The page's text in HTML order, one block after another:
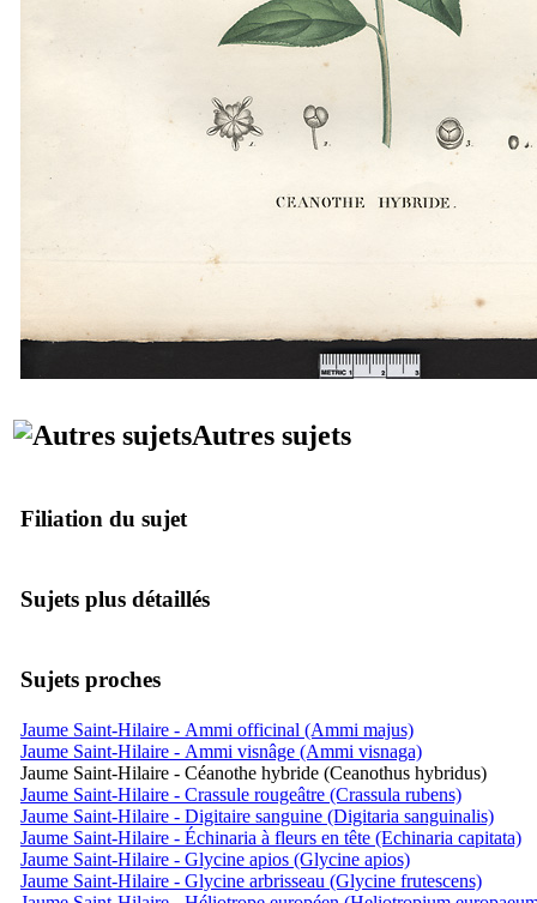
Autres sujets
Filiation du sujet
Sujets plus détaillés
Sujets proches
Jaume Saint-Hilaire - Ammi officinal (Ammi majus)
Jaume Saint-Hilaire - Ammi visnâge (Ammi visnaga)
Jaume Saint-Hilaire - Céanothe hybride (Ceanothus hybridus)
Jaume Saint-Hilaire - Crassule rougeâtre (Crassula rubens)
Jaume Saint-Hilaire - Digitaire sanguine (Digitaria sanguinalis)
Jaume Saint-Hilaire - Échinaria à fleurs en tête (Echinaria capitata)
Jaume Saint-Hilaire - Glycine apios (Glycine apios)
Jaume Saint-Hilaire - Glycine arbrisseau (Glycine frutescens)